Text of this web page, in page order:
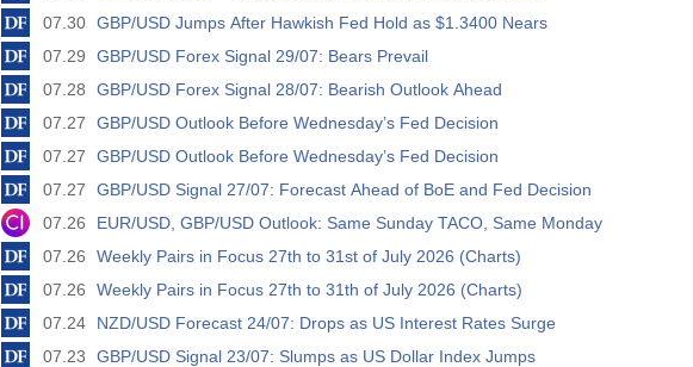
07.30 GBP/USD Jumps After Hawkish Fed Hold as $1.3400 Nears
07.29
GBP/USD Forex Signal 29/07: Bears Prevail
07.28
GBP/USD Forex Signal 28/07: Bearish Outlook Ahead
07.27
GBP/USD Outlook Before Wednesday’s Fed Decision
07.27
GBP/USD Outlook Before Wednesday’s Fed Decision
07.27
GBP/USD Signal 27/07: Forecast Ahead of BoE and Fed Decision
07.26
EUR/USD, GBP/USD Outlook: Same Sunday TACO, Same Monday
07.26
Weekly Pairs in Focus 27th to 31st of July 2026 (Charts)
07.26
Weekly Pairs in Focus 27th to 31th of July 2026 (Charts)
07.24
NZD/USD Forecast 24/07: Drops as US Interest Rates Surge
07.23
GBP/USD Signal 23/07: Slumps as US Dollar Index Jumps